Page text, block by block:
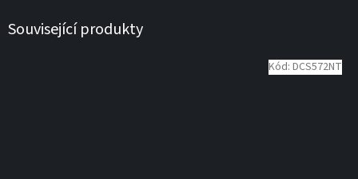
Související produkty
Kód: DCS572NT